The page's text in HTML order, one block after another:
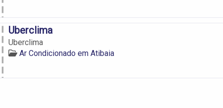
Uberclima
Uberclima
Ar Condicionado em Atibaia